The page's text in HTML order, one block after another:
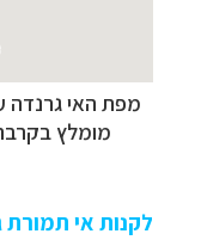
מפת האי גרנדה
מומלץ
לקנות אי תמורת